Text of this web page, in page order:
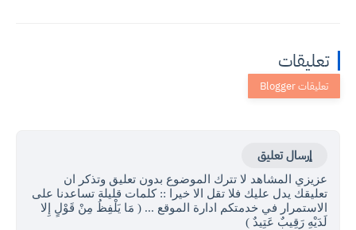
تعليقات
إرسال تعليق
عزيزي المشاهد لا تترك الموضوع بدون تعليق وتذكر ان
تعليقك يدل عليك فلا تقل الا خيرا :: كلمات قليلة تساعدنا على
الاستمرار في خدمتكم ادارة الموقع ... ( مَا يَلْفِظُ مِنْ قَوْلٍ إِلا
لَدَيْهِ رَقِيبٌ عَتِيدٌ )